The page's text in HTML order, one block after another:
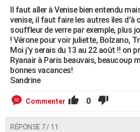
Il faut aller à Venise bien entendu
venise, il faut faire les autres îles d'à
souffleur de verre par exemple, plus
! Vérone pour voir juliette, Bolzano,
Moi j'y serais du 13 au 22 août !! on
Ryanair à Paris beauvais, beaucoup
bonnes vacances!
Sandrine
Commenter 0
RÉPONSE 7 / 11